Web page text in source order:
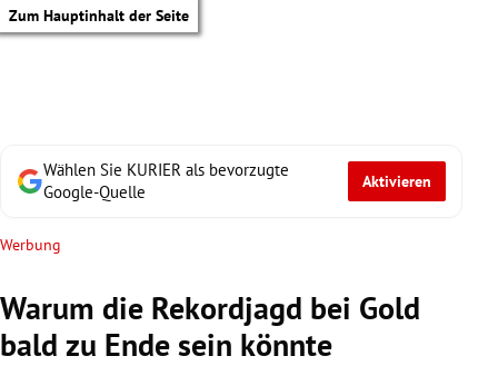
Zum Hauptinhalt der Seite
Wählen Sie KURIER als bevorzugte
Google-Quelle
Aktivieren
Werbung
Warum die Rekordjagd bei Gold
bald zu Ende sein könnte